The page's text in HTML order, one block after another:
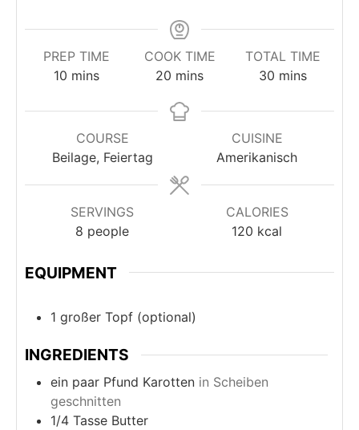
PREP TIME
10minutes
mins
COOK TIME
20 minutes
mins
TOTAL TIME
30minutes
mins
COURSE
Beilage, Feiertag
CUISINE
Amerikanisch
SERVINGS
8 people
CALORIES
120 kcal
EQUIPMENT
1 großer Topf (optional)
INGREDIENTS
ein paar Pfund Karotten in Scheiben
geschnitten
1/4 Tasse Butter